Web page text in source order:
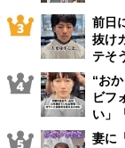
前日
抜け
テそ
“お
ビフ
い」
妻に